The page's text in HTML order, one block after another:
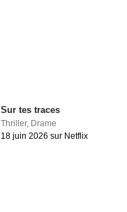
Sur tes traces
Thriller, Drame
18 juin 2026 sur Netflix